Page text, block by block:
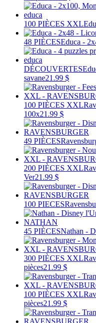
100 PIÈCES XXL
48 PIÈCESEduca -
DÉCOUVERTES
savane21.99 $
100 PIÈCES XXL
100x21.99 $
49 PIÈCES
200 PIÈCES XXL
Ver21.99 $
100 PIECES
45 PIÈCESNathan -
300 PIÈCES XXL
pièces21.99 $
100 PIÈCES XXL
pièces21.99 $